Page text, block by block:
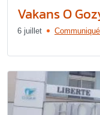
Vakans O
6 juillet